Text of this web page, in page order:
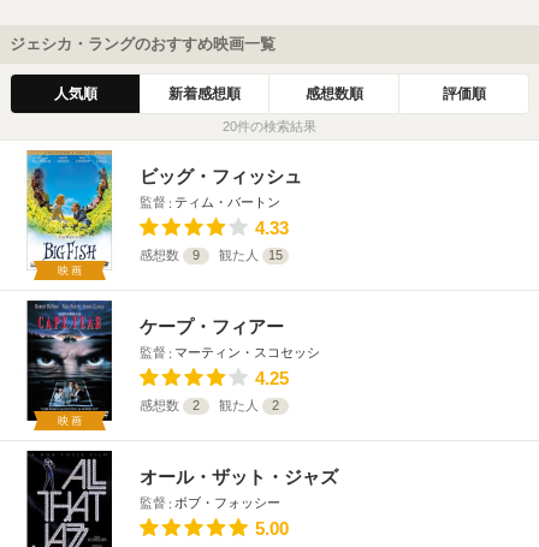
ジェシカ・ラングのおすすめ映画一覧
人気順 新着感想順 感想数順 評価順
20件の検索結果
映画
ビッグ・フィッシュ
監督 ティム・バートン
4.33
感想数 9 観た人 15
映画
ケープ・フィアー
監督 マーティン・スコセッシ
4.25
感想数 2 観た人 2
オール・ザット・ジャズ
監督 ボブ・フォッシー
5.00